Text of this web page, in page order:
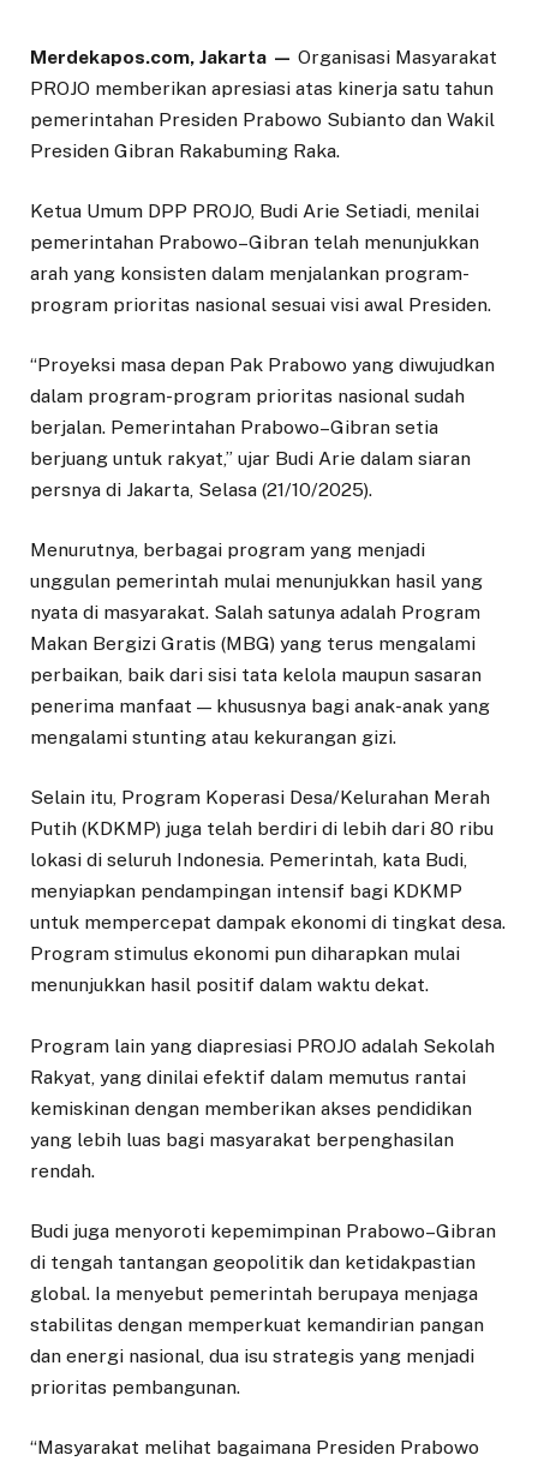
Merdekapos.com, Jakarta — Organisasi Masyarakat
PROJO memberikan apresiasi atas kinerja satu tahun
pemerintahan Presiden Prabowo Subianto dan Wakil
Presiden Gibran Rakabuming Raka.
Ketua Umum DPP PROJO, Budi Arie Setiadi, menilai
pemerintahan Prabowo–Gibran telah menunjukkan
arah yang konsisten dalam menjalankan program-
program prioritas nasional sesuai visi awal Presiden.
“Proyeksi masa depan Pak Prabowo yang diwujudkan
dalam program-program prioritas nasional sudah
berjalan. Pemerintahan Prabowo–Gibran setia
berjuang untuk rakyat,” ujar Budi Arie dalam siaran
persnya di Jakarta, Selasa (21/10/2025).
Menurutnya, berbagai program yang menjadi
unggulan pemerintah mulai menunjukkan hasil yang
nyata di masyarakat. Salah satunya adalah Program
Makan Bergizi Gratis (MBG) yang terus mengalami
perbaikan, baik dari sisi tata kelola maupun sasaran
penerima manfaat — khususnya bagi anak-anak yang
mengalami stunting atau kekurangan gizi.
Selain itu, Program Koperasi Desa/Kelurahan Merah
Putih (KDKMP) juga telah berdiri di lebih dari 80 ribu
lokasi di seluruh Indonesia. Pemerintah, kata Budi,
menyiapkan pendampingan intensif bagi KDKMP
untuk mempercepat dampak ekonomi di tingkat desa.
Program stimulus ekonomi pun diharapkan mulai
menunjukkan hasil positif dalam waktu dekat.
Program lain yang diapresiasi PROJO adalah Sekolah
Rakyat, yang dinilai efektif dalam memutus rantai
kemiskinan dengan memberikan akses pendidikan
yang lebih luas bagi masyarakat berpenghasilan
rendah.
Budi juga menyoroti kepemimpinan Prabowo–Gibran
di tengah tantangan geopolitik dan ketidakpastian
global. Ia menyebut pemerintah berupaya menjaga
stabilitas dengan memperkuat kemandirian pangan
dan energi nasional, dua isu strategis yang menjadi
prioritas pembangunan.
“Masyarakat melihat bagaimana Presiden Prabowo